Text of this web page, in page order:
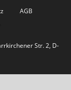
AGB
Str. 2, D-